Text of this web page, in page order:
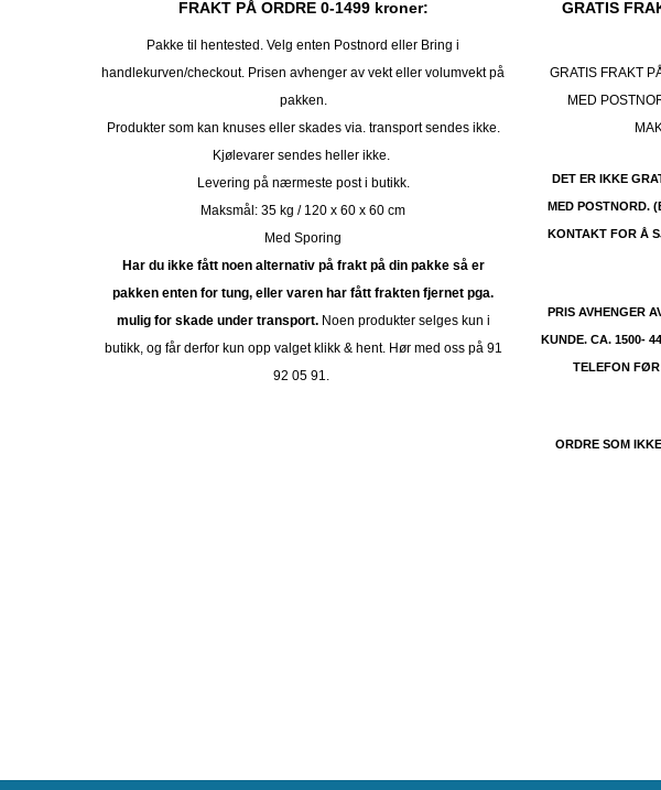
FRAKT PÅ ORDRE 0-1499 kroner:
Pakke til hentested. Velg enten Postnord eller Bring i
handlekurven/checkout. Prisen avhenger av vekt eller volumvekt på
pakken.
Produkter som kan knuses eller skades via. transport sendes ikke.
Kjølevarer sendes heller ikke.
Levering på nærmeste post i butikk.
Maksmål: 35 kg / 120 x 60 x 60 cm
Med Sporing
Har du ikke fått noen alternativ på frakt på din pakke så er
pakken enten for tung, eller varen har fått frakten fjernet pga.
mulig for skade under transport.Noen produkter selges kun i
butikk, og får derfor kun opp valget klikk & hent. Hør med oss på 91
92 05 91.
GRATIS
GRATIS FRAKT
MED
DET ER IKKE
MED POSTNORD.
KONTAKT FOR Å
PRIS AVHENGER
KUNDE. CA. 1500-
TELEFON
ORDRE SOM